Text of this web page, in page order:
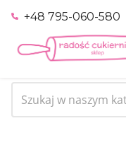
+48 795-060-580